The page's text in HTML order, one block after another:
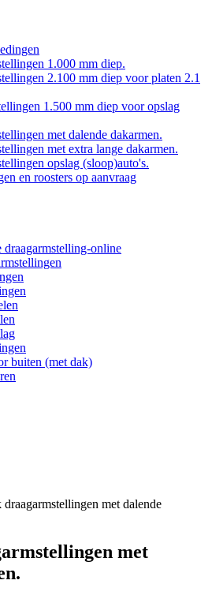
1.000 mm diep.
2.100 mm diep voor platen 2.1
1.500 mm diep voor opslag
met dalende dakarmen.
met extra lange dakarmen.
opslag (sloop)auto's.
en roosters op aanvraag
online
buiten (met dak)
met dalende
met